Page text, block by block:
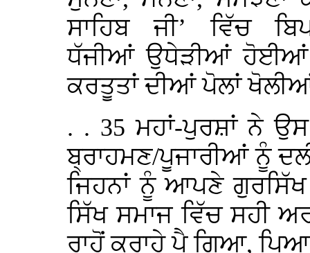
ਸਾਹਿਬ ਜੀ’ ਵਿੱਚ
ਧੱਜੀਆਂ ਉਧੇੜੀਆਂ ਹੋਈਆਂ
ਕਰਤੂਤਾਂ ਦੀਆਂ ਪੋਲਾਂ
. . 35 ਮਹਾਂ-ਪੁਰਸ਼ਾਂ ਨੇ
ਬ੍ਰਾਹਮਣ/ਪੂਜਾਰੀਆਂ ਨੂੰ
ਜਿਹਨਾਂ ਨੂੰ ਆਪਣੇ ਗੁਰਸਿੱਖ
ਸਿੱਖ ਸਮਾਜ ਵਿੱਚ ਸਹੀ
ਰਾਹੋਂ ਕੁਰਾਹੇ ਪੈ ਗਿਆ,